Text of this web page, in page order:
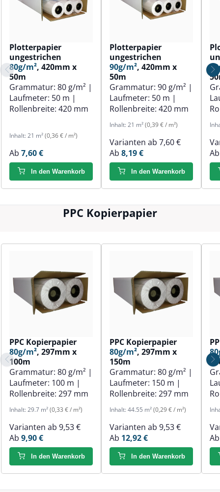
Plotterpapier
ungestrichen
80g/m², 420mm x
50m
Grammatur: 80 g/m² |
Laufmeter: 50 m |
Rollenbreite: 420 mm
Inhalt: 21 m²(0,36 € / m²)
Ab 7,60 €
In den Warenkorb
Plotterpapier
ungestrichen
90g/m², 420mm x
50m
Grammatur: 90 g/m² |
Laufmeter: 50 m |
Rollenbreite: 420 mm
Inhalt: 21 m²(0,39 € / m²)
Varianten ab 7,60 €
Ab 8,19 €
In den Warenkorb
PPC Kopierpapier
PPC Kopierpapier
80g/m², 297mm x
100m
Grammatur: 80 g/m² |
Laufmeter: 100 m |
Rollenbreite: 297 mm
Inhalt: 29.7 m²(0,33 € / m²)
Varianten ab 9,53 €
Ab 9,90 €
In den Warenkorb
PPC Kopierpapier
80g/m², 297mm x
150m
Grammatur: 80 g/m² |
Laufmeter: 150 m |
Rollenbreite: 297 mm
Inhalt: 44.55 m²(0,29 € / m²)
Varianten ab 9,53 €
Ab 12,92 €
In den Warenkorb